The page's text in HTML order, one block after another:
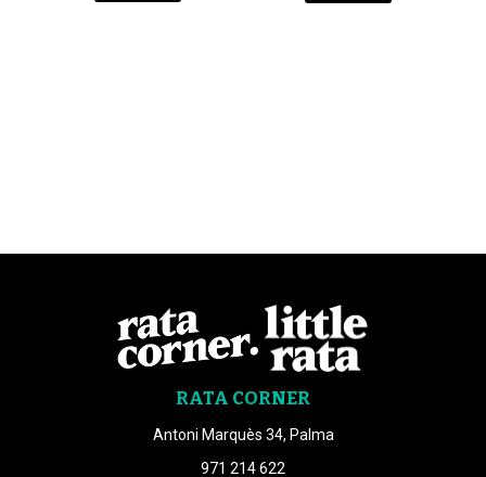
RATA CORNER
Antoni Marquès 34, Palma
971 214 622